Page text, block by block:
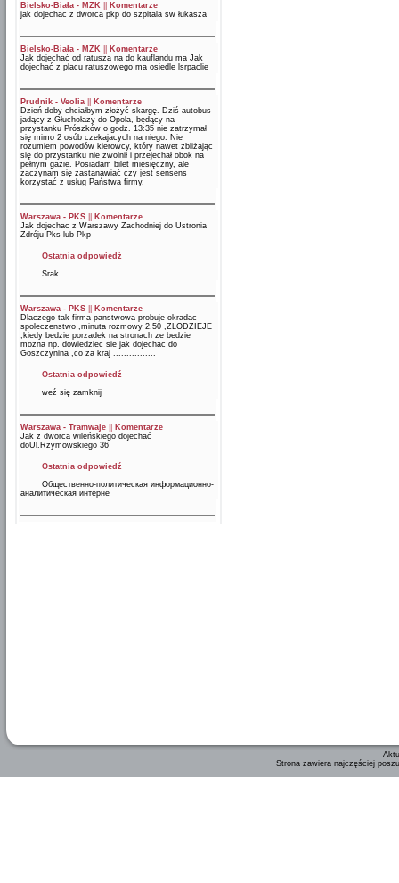
Bielsko-Biała - MZK
Komentarze
jak dojechac z dworca pkp do szpitala sw łukasza
Bielsko-Biała - MZK
Komentarze
Jak dojechać od ratusza na do kauflandu ma Jak
dojechać z placu ratuszowego ma osiedle lsrpaclie
Prudnik - Veolia
Komentarze
Dzień doby chciałbym złożyć skargę. Dziś autobus
jadący z Głuchołazy do Opola, będący na
przystanku Prószków o godz. 13:35 nie zatrzymał
się mimo 2 osób czekajacych na niego. Nie
rozumiem powodów kierowcy, który nawet zbliżając
się do przystanku nie zwolnił i przejechał obok na
pełnym gazie. Posiadam bilet miesięczny, ale
zaczynam się zastanawiać czy jest sensens
korzystać z usług Państwa firmy.
Warszawa - PKS
Komentarze
Jak dojechac z Warszawy Zachodniej do Ustronia
Zdróju Pks lub Pkp
Ostatnia odpowiedź
Srak
Warszawa - PKS
Komentarze
Dlaczego tak firma panstwowa probuje okradac
spoleczenstwo ,minuta rozmowy 2.50 ,ZLODZIEJE
,kiedy bedzie porzadek na stronach ze bedzie
mozna np. dowiedziec sie jak dojechac do
Goszczynina ,co za kraj ................
Ostatnia odpowiedź
weź się zamknij
Warszawa - Tramwaje
Komentarze
Jak z dworca wileńskiego dojechać
doUl.Rzymowskiego 36
Ostatnia odpowiedź
Общественно-политическая информационно-
аналитическая интерне
Strona zawiera najczęściej